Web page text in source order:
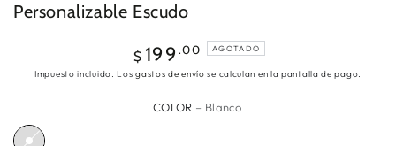
Personalizable Escudo
Precio
regular
$ 199 .00 AGOTADO
Impuesto incluido. Losgastos de envío se calculan en la pantalla de pago.
COLOR – Blanco